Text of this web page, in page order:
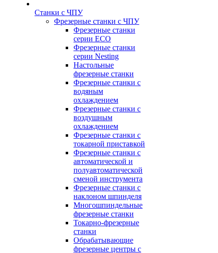
Станки с ЧПУ
Фрезерные станки с ЧПУ
Фрезерные станки
серии ECO
Фрезерные станки
серии Nesting
Настольные
фрезерные станки
Фрезерные станки с
водяным
охлаждением
Фрезерные станки с
воздушным
охлаждением
Фрезерные станки с
токарной приставкой
Фрезерные станки с
автоматической и
полуавтоматической
сменой инструмента
Фрезерные станки с
наклоном шпинделя
Многошпиндельные
фрезерные станки
Токарно-фрезерные
станки
Обрабатывающие
фрезерные центры с